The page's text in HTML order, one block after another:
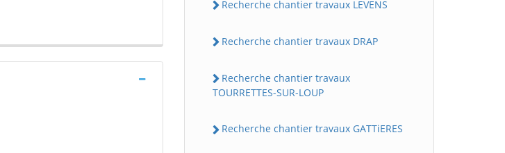
Recherche chantier travaux LEVENS
Recherche chantier travaux DRAP
Recherche chantier travaux
TOURRETTES-SUR-LOUP
Recherche chantier travaux GATTiERES